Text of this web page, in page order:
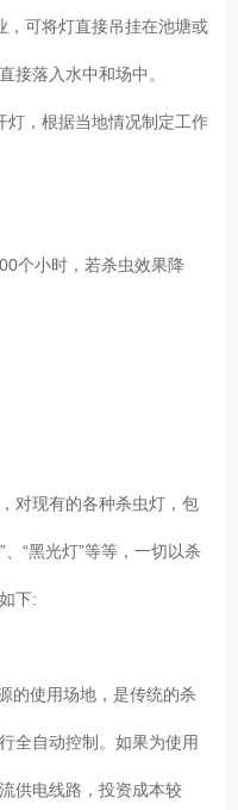
，可将灯直接吊挂在池塘或
接落入水中和场中。
灯，根据当地情况制定工作
个小时，若杀虫效果降
对现有的各种杀虫灯，包
、“黑光灯”等等，一切以杀
下:
的使用场地，是传统的杀
全自动控制。如果为使用
供电线路，投资成本较